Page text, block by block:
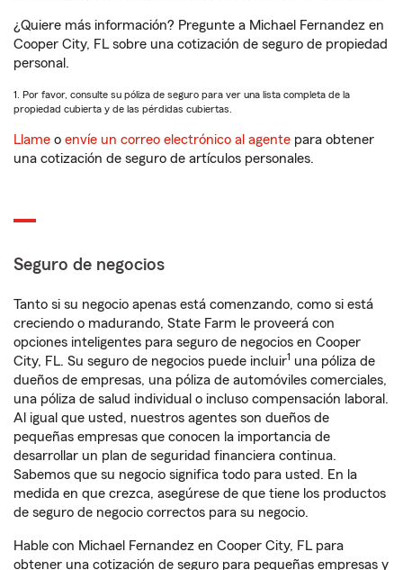
¿Quiere más información? Pregunte a Michael Fernandez en
Cooper City, FL sobre una cotización de seguro de propiedad
personal.
1. Por favor, consulte su póliza de seguro para ver una lista completa de la
propiedad cubierta y de las pérdidas cubiertas.
Llame o envíe un correo electrónico al agente para obtener
una cotización de seguro de artículos personales.
Seguro de negocios
Tanto si su negocio apenas está comenzando, como si está
creciendo o madurando, State Farm le proveerá con
opciones inteligentes para seguro de negocios en Cooper
City, FL. Su seguro de negocios puede incluir1 una póliza de
dueños de empresas, una póliza de automóviles comerciales,
una póliza de salud individual o incluso compensación laboral.
Al igual que usted, nuestros agentes son dueños de
pequeñas empresas que conocen la importancia de
desarrollar un plan de seguridad financiera continua.
Sabemos que su negocio significa todo para usted. En la
medida en que crezca, asegúrese de que tiene los productos
de seguro de negocio correctos para su negocio.
Hable con Michael Fernandez en Cooper City, FL para
obtener una cotización de seguro para pequeñas empresas y